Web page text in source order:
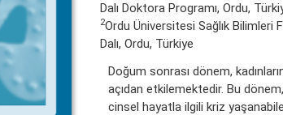
Dalı Doktora Programı, Ordu,
2Ordu Üniversitesi Sağlık Bilimleri
Dalı, Ordu, Türkiye
Doğum sonrası dönem,
açıdan etkilemektedir. Bu
cinsel hayatla ilgili kriz